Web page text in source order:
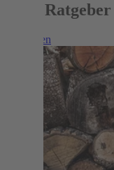
Mehr
Weiterlesen